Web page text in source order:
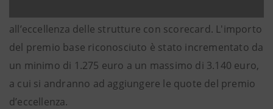
all’eccellenza delle strutture con scorecard. L'importo
del premio base riconosciuto è stato incrementato da
un minimo di 1.275 euro a un massimo di 3.140 euro,
a cui si andranno ad aggiungere le quote del premio
d’eccellenza.